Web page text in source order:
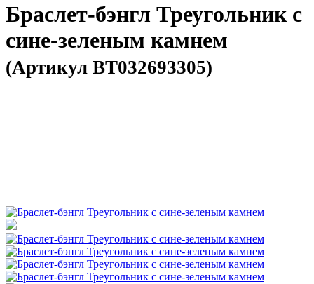
Браслет-бэнгл Треугольник с
сине-зеленым камнем
(Артикул BT032693305)